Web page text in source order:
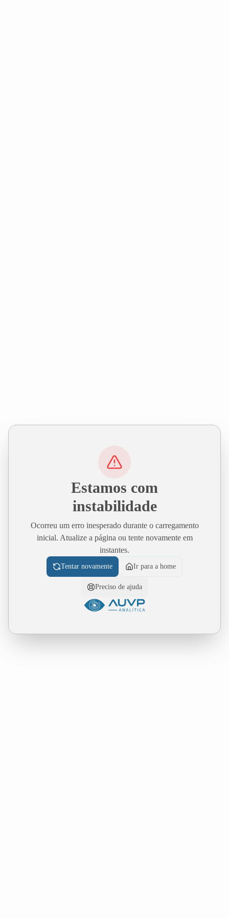
Estamos com
instabilidade
Ocorreu um erro inesperado durante o carregamento
inicial. Atualize a página ou tente novamente em
instantes.
Tentar novamente Ir para a home
Preciso de ajuda